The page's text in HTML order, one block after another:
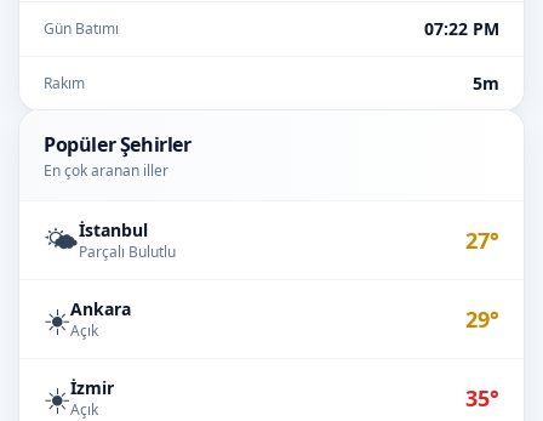
Gün Batımı 07:22 PM
Rakım 5m
Popüler Şehirler
En çok aranan iller
🌤️İstanbul
Parçalı Bulutlu 27°
☀️Ankara
Açık 29°
☀️İzmir
Açık 35°